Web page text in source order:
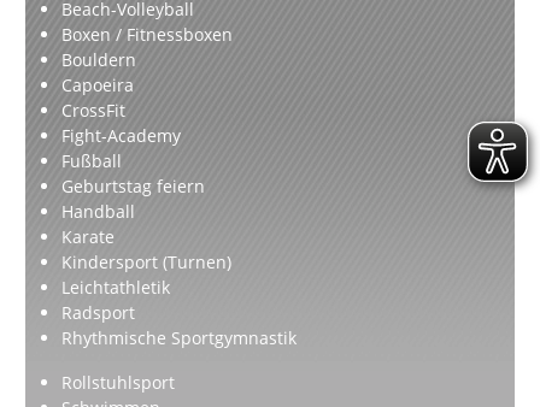
Beach-Volleyball
Boxen / Fitnessboxen
Bouldern
Capoeira
CrossFit
Fight-Academy
Fußball
Geburtstag feiern
Handball
Karate
Kindersport (Turnen)
Leichtathletik
Radsport
Rhythmische Sportgymnastik
Rollstuhlsport